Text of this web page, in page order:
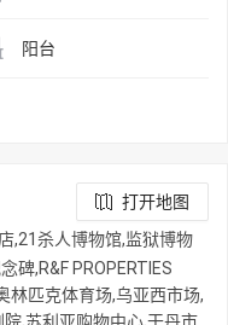
阳台
打开地图
,21杀人博物馆,监狱博物
碑,R&F PROPERTIES
林匹克体育场,乌亚西市场,